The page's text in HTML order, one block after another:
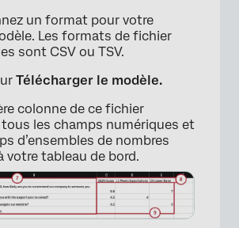
un format pour votre
Les formats de fichier
sont CSV ou TSV.
Télécharger le modèle.
colonne de ce fichier
les champs numériques et
d’ensembles de nombres
votre tableau de bord.